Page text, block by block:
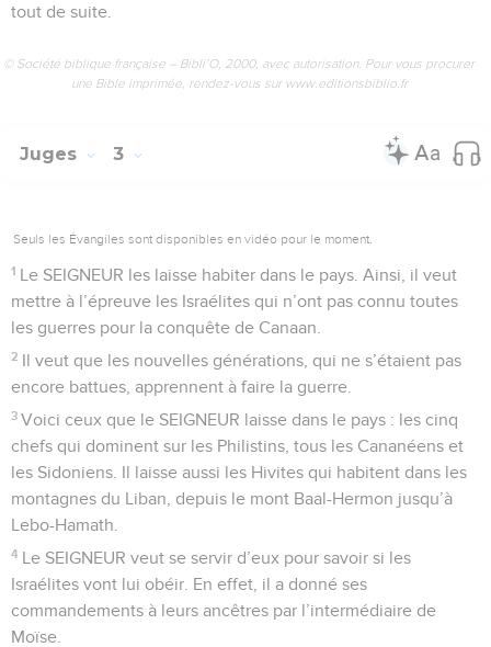
tout de suite.
© Société biblique française – Bibli’O, 2000, avec autorisation. Pour vous procurer
une Bible imprimée, rendez-vous sur www.editionsbiblio.fr
Juges 3
Seuls les Évangiles sont disponibles en vidéo pour le moment.
1 Le SEIGNEUR les laisse habiter dans le pays. Ainsi, il veut
mettre à l’épreuve les Israélites qui n’ont pas connu toutes
les guerres pour la conquête de Canaan.
2 Il veut que les nouvelles générations, qui ne s’étaient pas
encore battues, apprennent à faire la guerre.
3 Voici ceux que le SEIGNEUR laisse dans le pays : les cinq
chefs qui dominent sur les Philistins, tous les Cananéens et
les Sidoniens. Il laisse aussi les Hivites qui habitent dans les
montagnes du Liban, depuis le mont Baal-Hermon jusqu’à
Lebo-Hamath.
4 Le SEIGNEUR veut se servir d’eux pour savoir si les
Israélites vont lui obéir. En effet, il a donné ses
commandements à leurs ancêtres par l’intermédiaire de
Moïse.